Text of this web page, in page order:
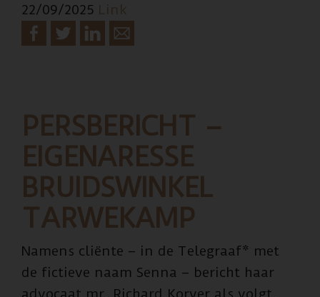
22/09/2025 Link
PERSBERICHT –
EIGENARESSE
BRUIDSWINKEL
TARWEKAMP
Namens cliënte – in de Telegraaf* met
de fictieve naam Senna – bericht haar
advocaat mr. Richard Korver als volgt.